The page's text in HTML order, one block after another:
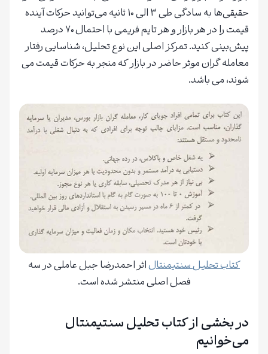
حقیقی‌ها به سادگی طی ۳ الی ۱۰ ثانیه می‌توانید حرکات آینده
قیمت را در هر بازار و هر تایم فریمی با احتمال ۷۰ درصد
پیش‌بینی کنید. تمرکز اصلی این نوع تحلیل، شناسایی رفتار
معامله گران موثر حاضر در بازار که منجر به حرکات قیمت می
شوند، می باشد.
کتاب تحلیل سنتیمنتالاثر احمدرضا جبل عاملی در سه
فصل اصلی منتشر شده است.
در بخشی از کتاب تحلیل سنتیمنتال
می‌خوانیم